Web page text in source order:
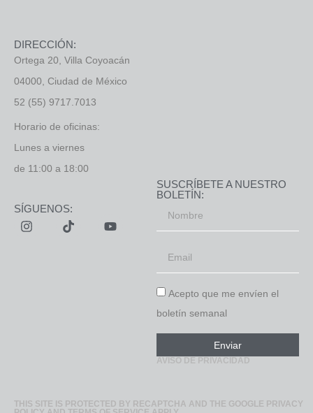
DIRECCIÓN:
Ortega 20, Villa Coyoacán
04000, Ciudad de México
52 (55) 9717.7013
Horario de oficinas:
Lunes a viernes
de 11:00 a 18:00
SÍGUENOS:
SUSCRÍBETE A NUESTRO
BOLETÍN:
Acepto que me envíen el
boletín semanal
Enviar
AVISO DE PRIVACIDAD
THIS SITE IS PROTECTED BY RECAPTCHA AND THE GOOGLE PRIVACY